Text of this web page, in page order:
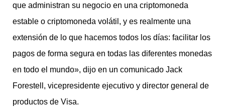
que administran su negocio en una criptomoneda
estable o criptomoneda volátil, y es realmente una
extensión de lo que hacemos todos los días: facilitar los
pagos de forma segura en todas las diferentes monedas
en todo el mundo», dijo en un comunicado Jack
Forestell, vicepresidente ejecutivo y director general de
productos de Visa.